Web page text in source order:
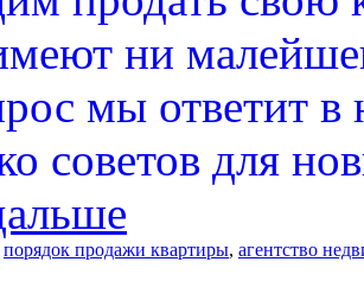
ни
мы ответит в
советов для
порядок продажи квартиры, агентство